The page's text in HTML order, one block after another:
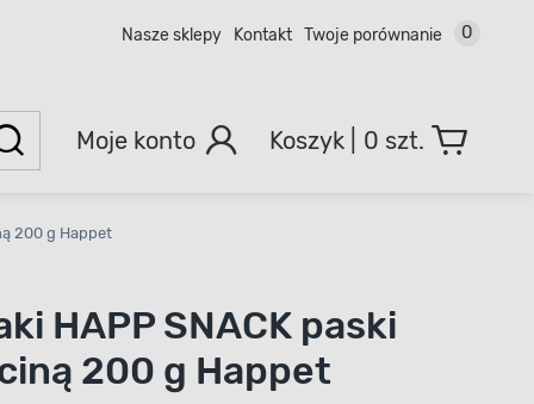
Nasze sklepy Kontakt Twoje porównanie 0
Moje konto 0 szt.
200 g Happet
HAPP SNACK paski
200 g Happet